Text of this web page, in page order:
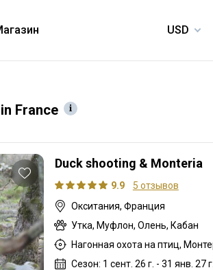
France
Duck shooting & Monteria
9.9
5 отзывов
Окситания, Франция
Утка, Муфлон, Олень, Кабан
Сезон: 1 сент. 26 г. - 31 янв. 27 г.